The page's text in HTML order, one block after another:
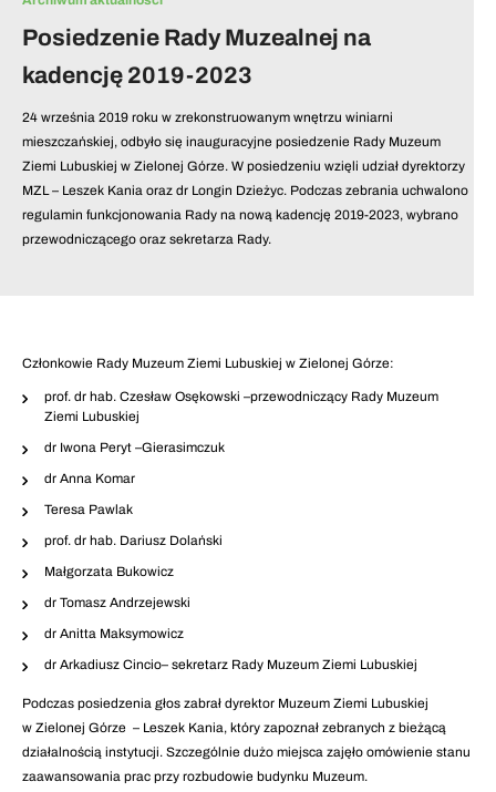
Posiedzenie Rady Muzealnej na
kadencję 2019-2023
24 września 2019 roku w zrekonstruowanym wnętrzu winiarni
mieszczańskiej, odbyło się inauguracyjne posiedzenie Rady Muzeum
Ziemi Lubuskiej w Zielonej Górze. W posiedzeniu wzięli udział dyrektorzy
MZL – Leszek Kania oraz dr Longin Dzieżyc. Podczas zebrania uchwalono
regulamin funkcjonowania Rady na nową kadencję 2019-2023, wybrano
przewodniczącego oraz sekretarza Rady.
Członkowie Rady Muzeum Ziemi Lubuskiej w Zielonej Górze:
prof. dr hab. Czesław Osękowski –przewodniczący Rady Muzeum
Ziemi Lubuskiej
dr Iwona Peryt –Gierasimczuk
dr Anna Komar
Teresa Pawlak
prof. dr hab. Dariusz Dolański
Małgorzata Bukowicz
dr Tomasz Andrzejewski
dr Anitta Maksymowicz
dr Arkadiusz Cincio– sekretarz Rady Muzeum Ziemi Lubuskiej
Podczas posiedzenia głos zabrał dyrektor Muzeum Ziemi Lubuskiej
w Zielonej Górze – Leszek Kania, który zapoznał zebranych z bieżącą
działalnością instytucji. Szczególnie dużo miejsca zajęło omówienie stanu
zaawansowania prac przy rozbudowie budynku Muzeum.